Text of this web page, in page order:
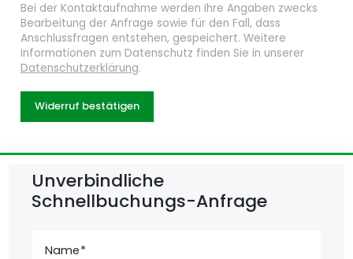
Bei der Kontaktaufnahme werden Ihre Angaben zwecks
Bearbeitung der Anfrage sowie für den Fall, dass
Anschlussfragen entstehen, gespeichert. Weitere
Informationen zum Datenschutz finden Sie in unserer
Datenschutzerklärung.
Widerruf bestätigen
Unverbindliche
Schnellbuchungs-Anfrage
Name